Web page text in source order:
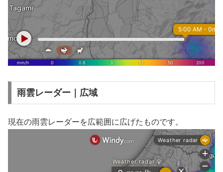
雨雲レーダー｜広域
現在の雨雲レーダーを広範囲に広げたものです。